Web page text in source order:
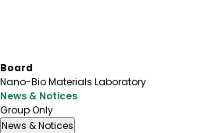
Board
Nano-Bio Materials Laboratory
News & Notices
Group Only
News & Notices